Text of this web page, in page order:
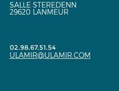
SALLE STEREDENN
29620 LANMEUR
02.98.67.51.54
ULAMIR@ULAMIR.COM